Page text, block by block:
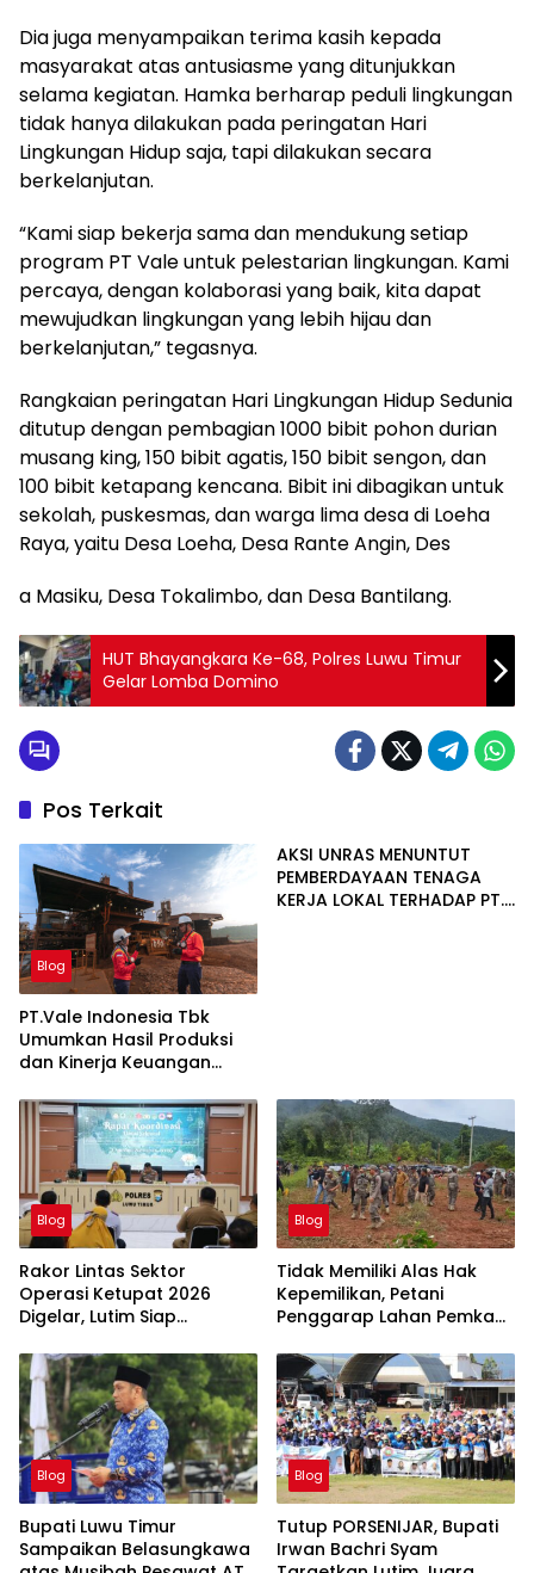
Dia juga menyampaikan terima kasih kepada
masyarakat atas antusiasme yang ditunjukkan
selama kegiatan. Hamka berharap peduli lingkungan
tidak hanya dilakukan pada peringatan Hari
Lingkungan Hidup saja, tapi dilakukan secara
berkelanjutan.
“Kami siap bekerja sama dan mendukung setiap
program PT Vale untuk pelestarian lingkungan. Kami
percaya, dengan kolaborasi yang baik, kita dapat
mewujudkan lingkungan yang lebih hijau dan
berkelanjutan,” tegasnya.
Rangkaian peringatan Hari Lingkungan Hidup Sedunia
ditutup dengan pembagian 1000 bibit pohon durian
musang king, 150 bibit agatis, 150 bibit sengon, dan
100 bibit ketapang kencana. Bibit ini dibagikan untuk
sekolah, puskesmas, dan warga lima desa di Loeha
Raya, yaitu Desa Loeha, Desa Rante Angin, Des
a Masiku, Desa Tokalimbo, dan Desa Bantilang.
HUT Bhayangkara Ke-68, Polres Luwu Timur
Gelar Lomba Domino
Pos Terkait
Blog
PT.Vale Indonesia Tbk
Umumkan Hasil Produksi
dan Kinerja Keuangan
AKSI UNRAS MENUNTUT
PEMBERDAYAAN TENAGA
KERJA LOKAL TERHADAP PT.
Blog
Rakor Lintas Sektor
Operasi Ketupat 2026
Digelar, Lutim Siap
Lebaran
Blog
Tidak Memiliki Alas Hak
Kepemilikan, Petani
Penggarap Lahan Pemkab
Ganti Rugi Tanah
Blog
Bupati Luwu Timur
Sampaikan Belasungkawa
Blog
Tutup PORSENIJAR, Bupati
Irwan Bachri Syam